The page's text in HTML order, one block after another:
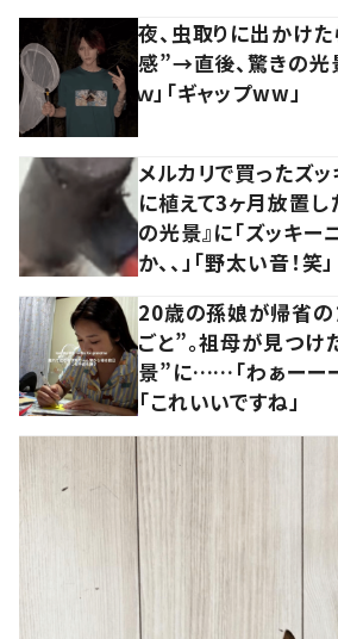
夜、虫取りに出かけ
感”→直後、驚きの光
ｗ」「ギャップww」
メルカリで買ったズ
に植えて3ヶ月放置
の光景』に「ズッキ
か、、」「野太い音！笑」
20歳の孫娘が帰省の
ごと”。祖母が見つけ
景”に……「わぁーーー
「これいいですね」